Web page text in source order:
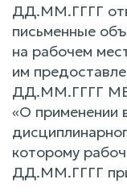
ДД.ММ.ГГГГ
письменные
на рабочем
им
ДД.ММ.ГГГГ
«О
которому
ДД.ММ.ГГГГ